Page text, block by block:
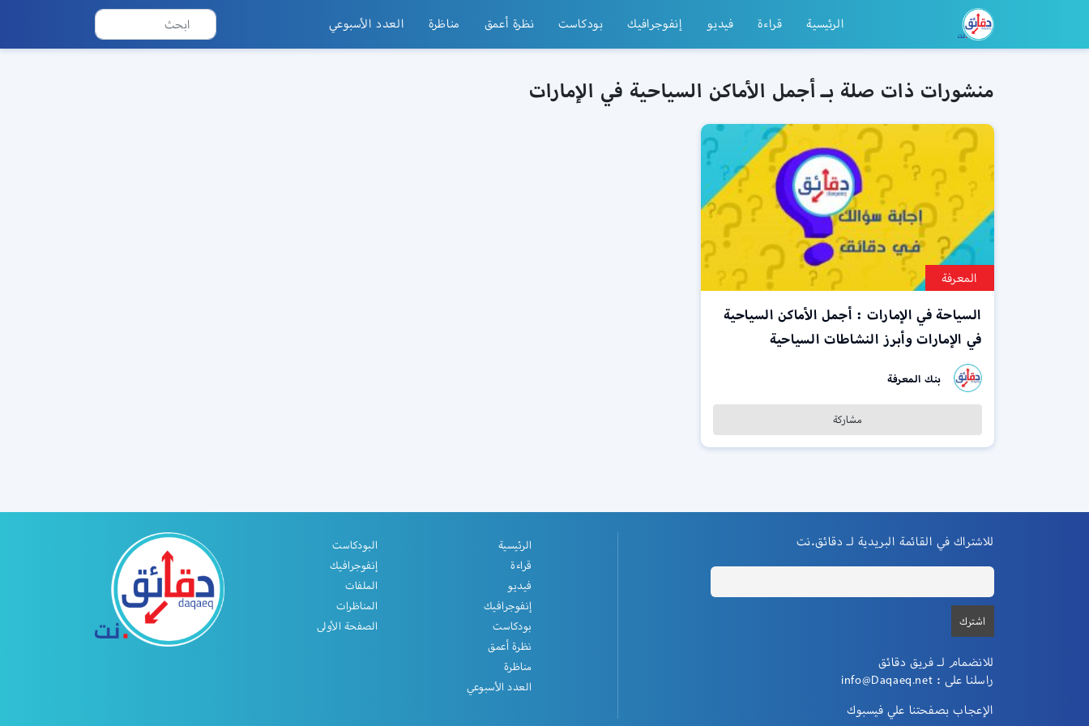
الرئيسية قراءة فيديو إنفوجرافيك بودكاست نظرة أعمق مناظرة العدد الأسبوعي
منشورات ذات صلة بـ أجمل الأماكن السياحية في الإمارات
المعرفة
السياحة في الإمارات : أجمل الأماكن السياحية
في الإمارات وأبرز النشاطات السياحية
بنك المعرفة
مشاركة
للاشتراك في القائمة البريدية لـ دقائق.نت
للانضمام لـ فريق دقائق
راسلنا على : info@Daqaeq.net
الإعجاب بصفحتنا علي فيسبوك
الرئيسية
قراءة
فيديو
إنفوجرافيك
بودكاست
نظرة أعمق
مناظرة
العدد الأسبوعي
البودكاست
إنفوجرافيك
الملفات
المناظرات
الصفحة الأولى